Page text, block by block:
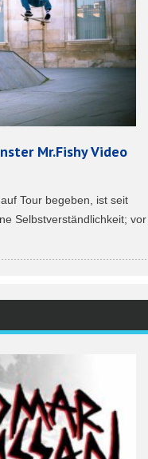
Mr.Fishy Video
Tour begeben, ist seit
Selbstverständlichkeit; vor